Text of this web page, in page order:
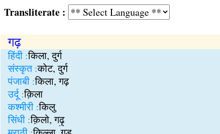
Transliterate :
गढ़
हिंदी :किला, दुर्ग
संस्कृत :कोट, दुर्ग
पंजाबी :किला, गढ़
उर्दू :क़िला
कश्मीरी :किलु
सिंधी :क़िलो, गढ़ु